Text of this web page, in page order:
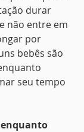
durar
não entre em
por
bebês são
seu tempo